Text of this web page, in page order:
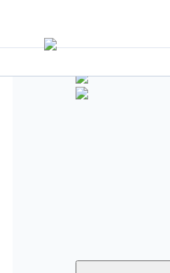
TUNAGの特徴